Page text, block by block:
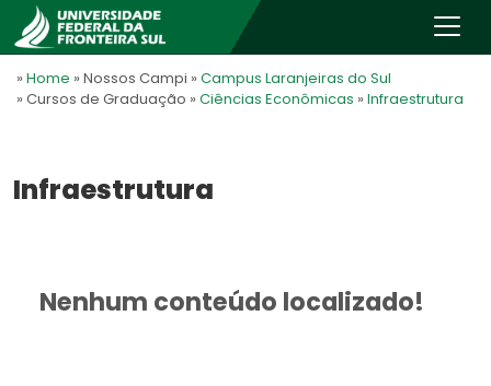
» Home » Nossos Campi » Campus Laranjeiras do Sul
» Cursos de Graduação » Ciências Econômicas » Infraestrutura
Infraestrutura
Nenhum conteúdo localizado!